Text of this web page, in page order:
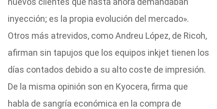
inyección; es la propia evolución del mercado».
Otros más atrevidos, como Andreu López, de Ricoh,
afirman sin tapujos que los equipos inkjet tienen los
días contados debido a su alto coste de impresión.
De la misma opinión son en Kyocera, firma que
habla de sangría económica en la compra de